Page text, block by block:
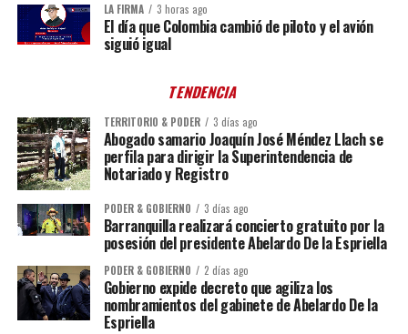
LA FIRMA 3 horas ago
El día que Colombia cambió de piloto y el avión
siguió igual
TENDENCIA
TERRITORIO & PODER 3 días ago
Abogado samario Joaquín José Méndez Llach se
perfila para dirigir la Superintendencia de
Notariado y Registro
PODER & GOBIERNO 3 días ago
Barranquilla realizará concierto gratuito por la
posesión del presidente Abelardo De la Espriella
PODER & GOBIERNO 2 días ago
Gobierno expide decreto que agiliza los
nombramientos del gabinete de Abelardo De la
Espriella